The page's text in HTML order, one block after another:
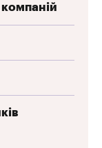
компаній